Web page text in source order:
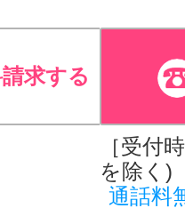
求する
［受付
を除く)
通話料